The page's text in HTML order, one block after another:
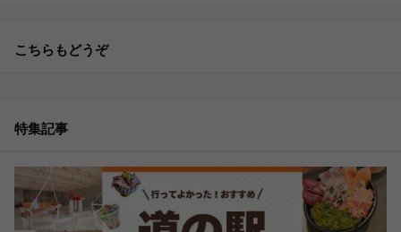
こちらもどうぞ
特集記事